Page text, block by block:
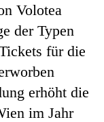
Volotea
der Typen
für die
erhöht die
im Jahr